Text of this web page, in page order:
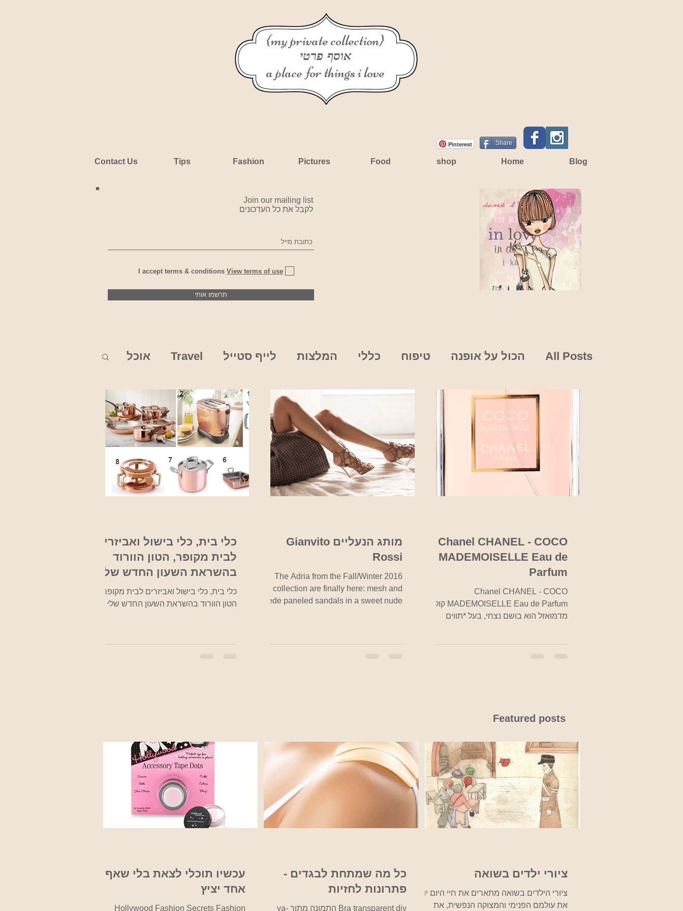
Contact Us Tips Fashion Pictures Food shop Home Blog
Join our mailing list
לקבל את כל העדכונים
I accept terms & conditions View terms of use
תרשמו אותי
All Posts הכול על אופנה טיפוח כללי המלצות לייף סטייל Travel אוכל
Chanel CHANEL - COCO
MADEMOISELLE Eau de
Parfum
Chanel CHANEL - COCO
MADEMOISELLE Eau de Parfum קוקו
מדמואזל הוא בושם נצחי, בעל *תווים
מותג הנעליים Gianvito
Rossi
The Adria from the Fall/Winter 2016
collection are finally here: mesh and
suede paneled sandals in a sweet nude
כלי בית, כלי בישול ואביזרים
לבית מקופר, הטון הוורוד
בהשראת השעון החדש שלי
כלי בית, כלי בישול ואביזרים לבית מקופר,
הטון הוורוד בהשראת השעון החדש שלי
Featured posts
ציורי ילדים בשואה
ציורי הילדים בשואה מתארים את חיי היום יום,
את עולמם הפנימי והמצוקה הנפשית, את
כל מה שמתחת לבגדים -
פתרונות לחזיות
Bra transparent diy התמונה מתוך ya-
עכשיו תוכלי לצאת בלי שאף
אחד יציץ
Hollywood Fashion Secrets Fashion
{my private collection}
אוסף פרטי
a place for things i love
Pinterest Share